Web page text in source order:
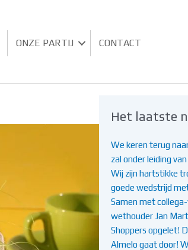
ONZE PARTIJ CONTACT
Het laatste
We keren terug
zal onder leiding
Wij zijn hartstikke
goede wedstrijd
Samen met
wethouder Jan
Shoppers opgelet!
Almelo gaat door!